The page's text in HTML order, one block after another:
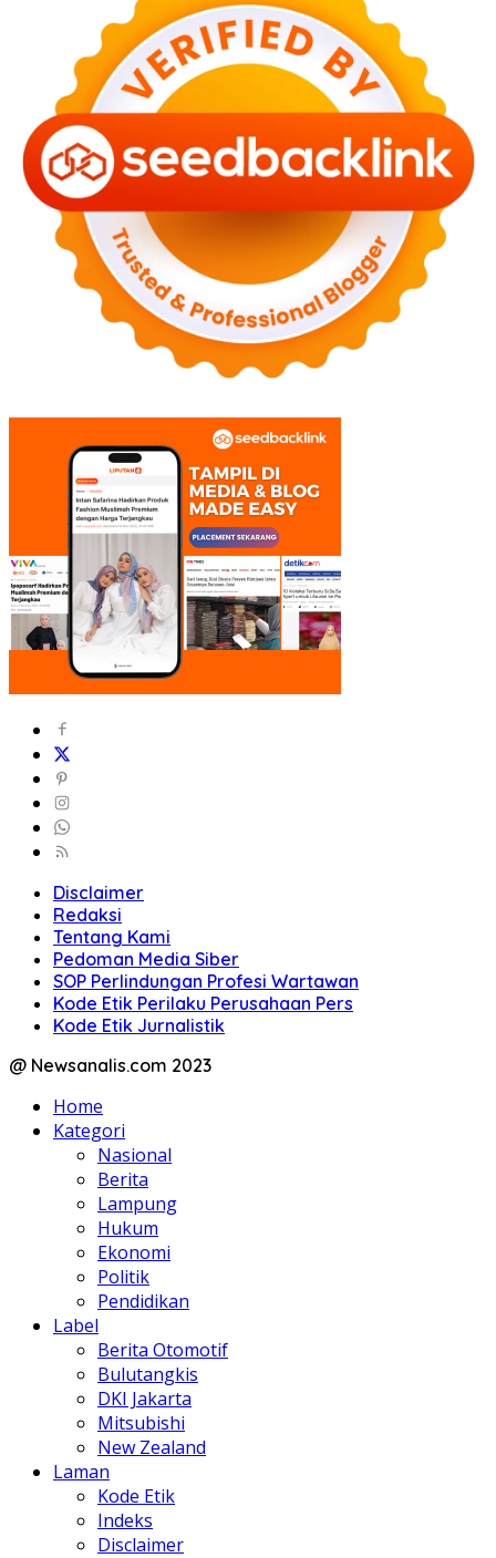
Disclaimer
Redaksi
Tentang Kami
Pedoman Media Siber
SOP Perlindungan Profesi Wartawan
Kode Etik Perilaku Perusahaan Pers
Kode Etik Jurnalistik
@ Newsanalis.com 2023
Home
Kategori
Nasional
Berita
Lampung
Hukum
Ekonomi
Politik
Pendidikan
Label
Berita Otomotif
Bulutangkis
DKI Jakarta
Mitsubishi
New Zealand
Laman
Kode Etik
Indeks
Disclaimer